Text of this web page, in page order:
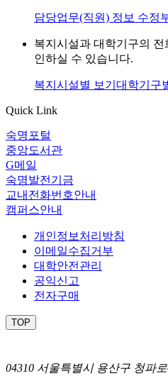
담당업무(직원) 정보 수정
복지시설과 대학기구의
인하실 수 있습니다.
복지시설별 보기 대학기구
Quick Link
숙명포털
중앙도서관
G메일
숙명발전기금
교내전화번호안내
캠퍼스안내
개인정보처리방침
이메일수집거부
대학안전관리
공익신고
전자구매
TOP
04310 서울특별시 용산구 청파